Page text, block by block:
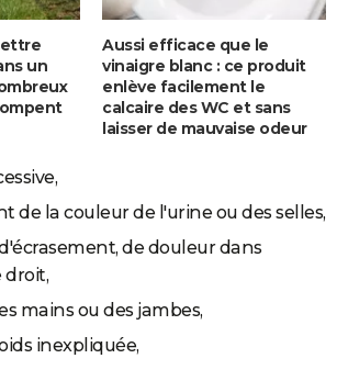
un
Aussi efficace que le
vinaigre blanc : ce produit
enlève facilement le
calcaire des WC et sans
laisser de mauvaise odeur
de la couleur de l'urine ou des selles,
de douleur dans
droit,
mains ou des jambes,
inexpliquée,